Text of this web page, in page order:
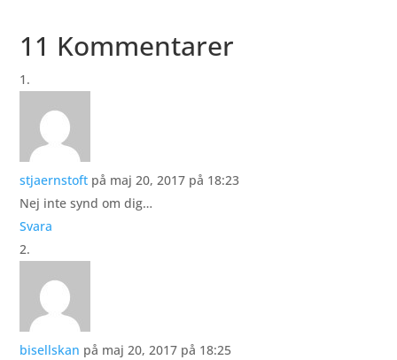
11 Kommentarer
stjaernstoft på maj 20, 2017 på 18:23
Nej inte synd om dig…
Svara
bisellskan på maj 20, 2017 på 18:25